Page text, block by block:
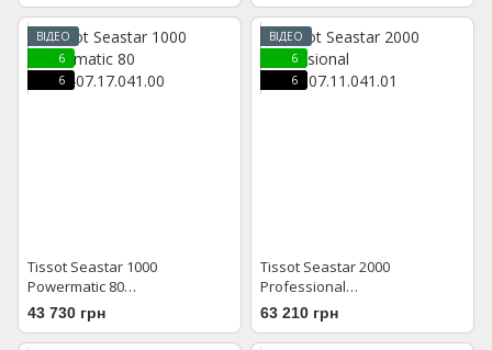
ВІДЕО
6
6
Tissot Seastar 1000
Powermatic 80
T120.407.17.041.00
43 730 грн
ВІДЕО
6
6
Tissot Seastar 2000
Professional
T120.607.11.041.01
63 210 грн